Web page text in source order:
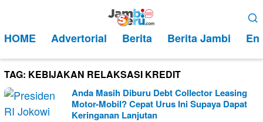
kontenMobile
HOME Advertorial Berita Berita Jambi
TAG: KEBIJAKAN RELAKSASI KREDIT
Anda Masih Diburu Debt Collector Leasing
Motor-Mobil? Cepat Urus Ini Supaya Dapat
Keringanan Lanjutan